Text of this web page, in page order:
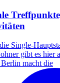
Single-
gibt es hier
macht die